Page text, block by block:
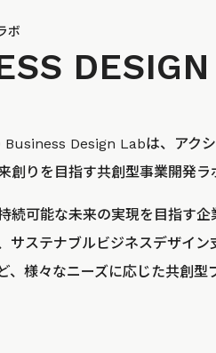
ボ
Business Design Labは、アク
創りを目指す共創型事業開発ラ
続可能な未来の実現を目指す
サステナブルビジネスデザイ
、様々なニーズに応じた共創